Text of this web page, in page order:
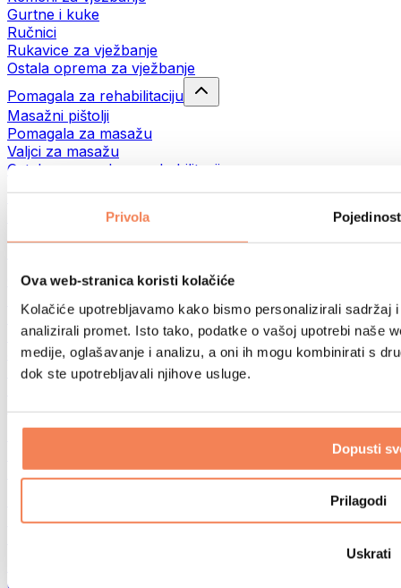
Privola
Ova web-stranica koristi kolačiće
Kolačiće upotrebljavamo kako bismo personalizirali sadržaj
analizirali promet. Isto tako, podatke o vašoj upotrebi naše
medije, oglašavanje i analizu, a oni ih mogu kombinirati s
dok ste upotrebljavali njihove usluge.
Dopusti
Prilagodi
Uskrati
Gurtne i kuke
Ručnici
Rukavice za vježbanje
Ostala oprema za vježbanje
Pomagala za rehabilitaciju
Masažni pištolji
Pomagala za masažu
Valjci za masažu
Ostala pomagala za rehabilitaciju
Torbe i ruksaci
Torbe za hranu i dodaci
Oprema prema aktivnosti
Trčanje
Borilački sportovi
Biciklizam
Joga i pilates
Terapija hladnom vodom
Planinarenje
Filteri i vrčevi za vodu
Deterdženti za rublje